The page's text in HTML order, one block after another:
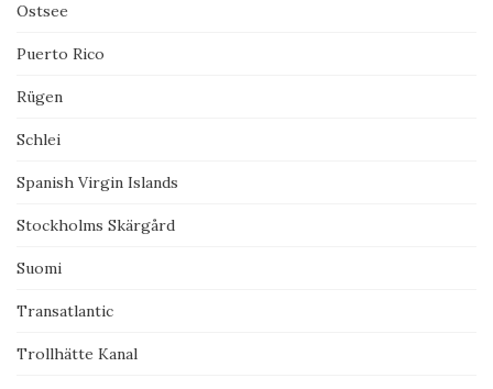
Ostsee
Puerto Rico
Rügen
Schlei
Spanish Virgin Islands
Stockholms Skärgård
Suomi
Transatlantic
Trollhätte Kanal